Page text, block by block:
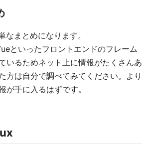
なまとめになります。
といったフロントエンドのフレーム
いるためネット上に情報がたくさんあ
方は自分で調べてみてください。より
が手に入るはずです。